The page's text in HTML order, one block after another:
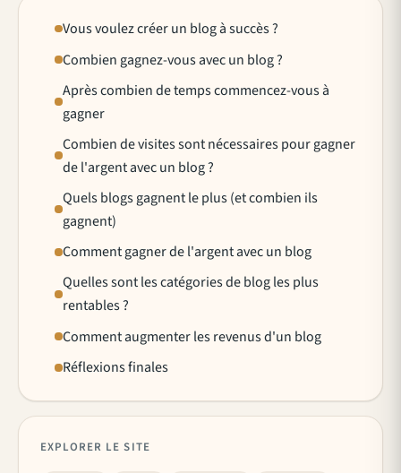
Vous voulez créer un blog à succès ?
Combien gagnez-vous avec un blog ?
Après combien de temps commencez-vous à
gagner
Combien de visites sont nécessaires pour gagner
de l'argent avec un blog ?
Quels blogs gagnent le plus (et combien ils
gagnent)
Comment gagner de l'argent avec un blog
Quelles sont les catégories de blog les plus
rentables ?
Comment augmenter les revenus d'un blog
Réflexions finales
EXPLORER LE SITE